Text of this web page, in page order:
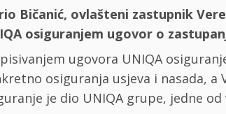
Bičanić, ovlašteni zastupnik
osiguranjem ugovor o
ugovora UNIQA
osiguranja usjeva i nasada,
je dio UNIQA grupe, jedne